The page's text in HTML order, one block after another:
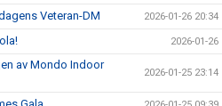
Veteran-DM 2026-01-26 20:34
2026-01-26
av Mondo Indoor
2026-01-25 23:14